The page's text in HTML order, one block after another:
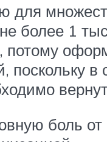
для
более 1
потому
в
боль